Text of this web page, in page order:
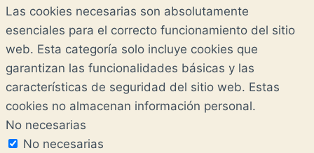
Las cookies necesarias son absolutamente
esenciales para el correcto funcionamiento del sitio
web. Esta categoría solo incluye cookies que
garantizan las funcionalidades básicas y las
características de seguridad del sitio web. Estas
cookies no almacenan información personal.
No necesarias
No necesarias